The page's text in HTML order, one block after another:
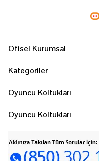
Ofisel Kurumsal
Kategoriler
Oyuncu Koltukları
Oyuncu Koltukları